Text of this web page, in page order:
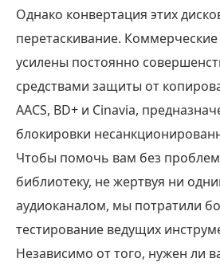
Однако конвертация этих
перетаскивание.
усилены постоянно
средствами защиты от
AACS, BD+ и Cinavia,
блокировки
Чтобы помочь вам без
библиотеку, не жертвуя ни
аудиоканалом, мы потратили
тестирование ведущих
Независимо от того, нужен ли